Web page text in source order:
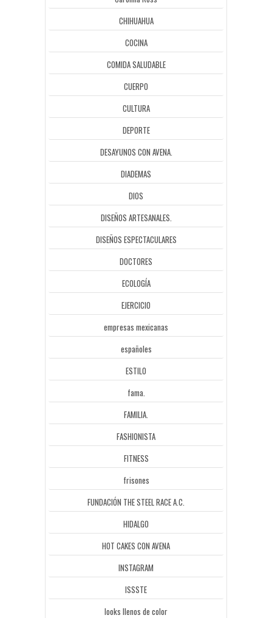
CHIHUAHUA
COCINA
COMIDA SALUDABLE
CUERPO
CULTURA
DEPORTE
DESAYUNOS CON AVENA.
DIADEMAS
DIOS
DISEÑOS ARTESANALES.
DISEÑOS ESPECTACULARES
DOCTORES
ECOLOGÍA
EJERCICIO
empresas mexicanas
españoles
ESTILO
fama.
FAMILIA.
FASHIONISTA
FITNESS
frisones
FUNDACIÓN THE STEEL RACE A.C.
HIDALGO
HOT CAKES CON AVENA
INSTAGRAM
ISSSTE
looks llenos de color